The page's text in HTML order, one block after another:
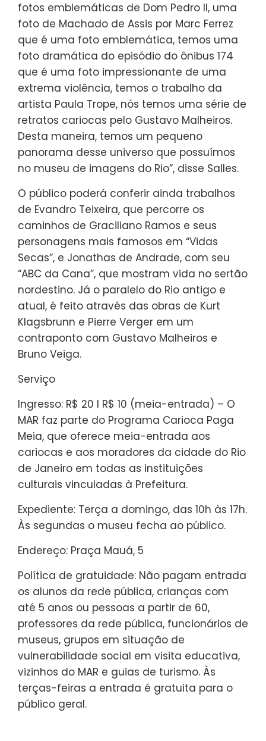
fotos emblemáticas de Dom Pedro II, uma
foto de Machado de Assis por Marc Ferrez
que é uma foto emblemática, temos uma
foto dramática do episódio do ônibus 174
que é uma foto impressionante de uma
extrema violência, temos o trabalho da
artista Paula Trope, nós temos uma série de
retratos cariocas pelo Gustavo Malheiros.
Desta maneira, temos um pequeno
panorama desse universo que possuímos
no museu de imagens do Rio”, disse Salles.
O público poderá conferir ainda trabalhos
de Evandro Teixeira, que percorre os
caminhos de Graciliano Ramos e seus
personagens mais famosos em “Vidas
Secas”, e Jonathas de Andrade, com seu
“ABC da Cana”, que mostram vida no sertão
nordestino. Já o paralelo do Rio antigo e
atual, é feito através das obras de Kurt
Klagsbrunn e Pierre Verger em um
contraponto com Gustavo Malheiros e
Bruno Veiga.
Serviço
Ingresso: R$ 20 I R$ 10 (meia-entrada) – O
MAR faz parte do Programa Carioca Paga
Meia, que oferece meia-entrada aos
cariocas e aos moradores da cidade do Rio
de Janeiro em todas as instituições
culturais vinculadas à Prefeitura.
Expediente: Terça a domingo, das 10h às 17h.
Às segundas o museu fecha ao público.
Endereço: Praça Mauá, 5
Política de gratuidade: Não pagam entrada
os alunos da rede pública, crianças com
até 5 anos ou pessoas a partir de 60,
professores da rede pública, funcionários de
museus, grupos em situação de
vulnerabilidade social em visita educativa,
vizinhos do MAR e guias de turismo. Às
terças-feiras a entrada é gratuita para o
público geral.